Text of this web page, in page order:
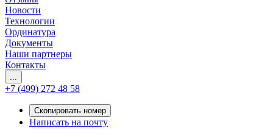
Новости
Технологии
Ординатура
Документы
Наши партнеры
Контакты
...
+7 (499) 272 48 58
Скопировать номер
Написать на почту